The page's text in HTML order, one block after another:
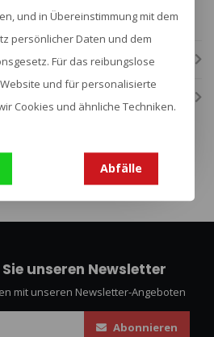
unseren Newsletter
mit unseren Newsletter-Angeboten
Abonnieren
und in Übereinstimmung mit dem
persönlicher Daten und dem
Für das reibungslose
und für personalisierte
Cookies und ähnliche Techniken.
Abfälle